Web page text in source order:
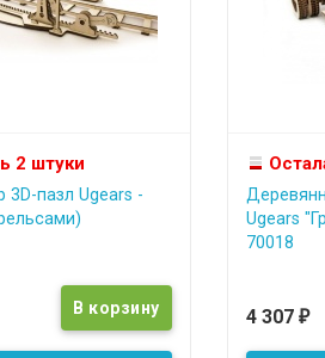
2 штуки
3D-пазл Ugears -
Ugears
70018
4 307 ₽